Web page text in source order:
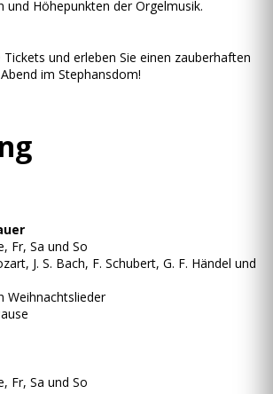
und Höhepunkten der Orgelmusik.
Tickets und erleben Sie einen zauberhaften
im Stephansdom!
Fr, Sa und So
J. S. Bach, F. Schubert, G. F. Händel und
Weihnachtslieder
Fr, Sa und So